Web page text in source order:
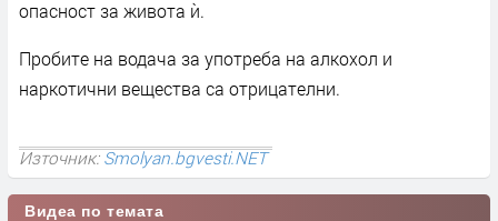
опасност за живота ѝ.
Пробите на водача за употреба на алкохол и
наркотични вещества са отрицателни.
Източник:Smolyan.bgvesti.NET
Видеа по темата